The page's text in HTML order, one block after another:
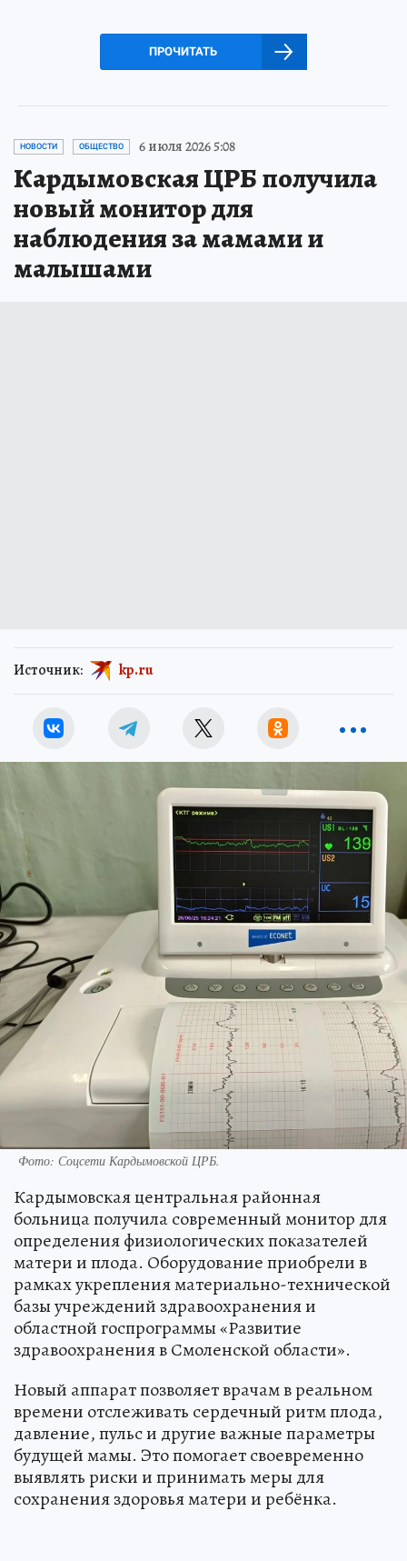
ПРОЧИТАТЬ
НОВОСТИ ОБЩЕСТВО 6 июля 2026 5:08
Кардымовская ЦРБ получила
новый монитор для
наблюдения за мамами и
малышами
Источник: kp.ru
Фото: Соцсети Кардымовской ЦРБ.
Кардымовская центральная районная
больница получила современный монитор для
определения физиологических показателей
матери и плода. Оборудование приобрели в
рамках укрепления материально-технической
базы учреждений здравоохранения и
областной госпрограммы «Развитие
здравоохранения в Смоленской области».
Новый аппарат позволяет врачам в реальном
времени отслеживать сердечный ритм плода,
давление, пульс и другие важные параметры
будущей мамы. Это помогает своевременно
выявлять риски и принимать меры для
сохранения здоровья матери и ребёнка.